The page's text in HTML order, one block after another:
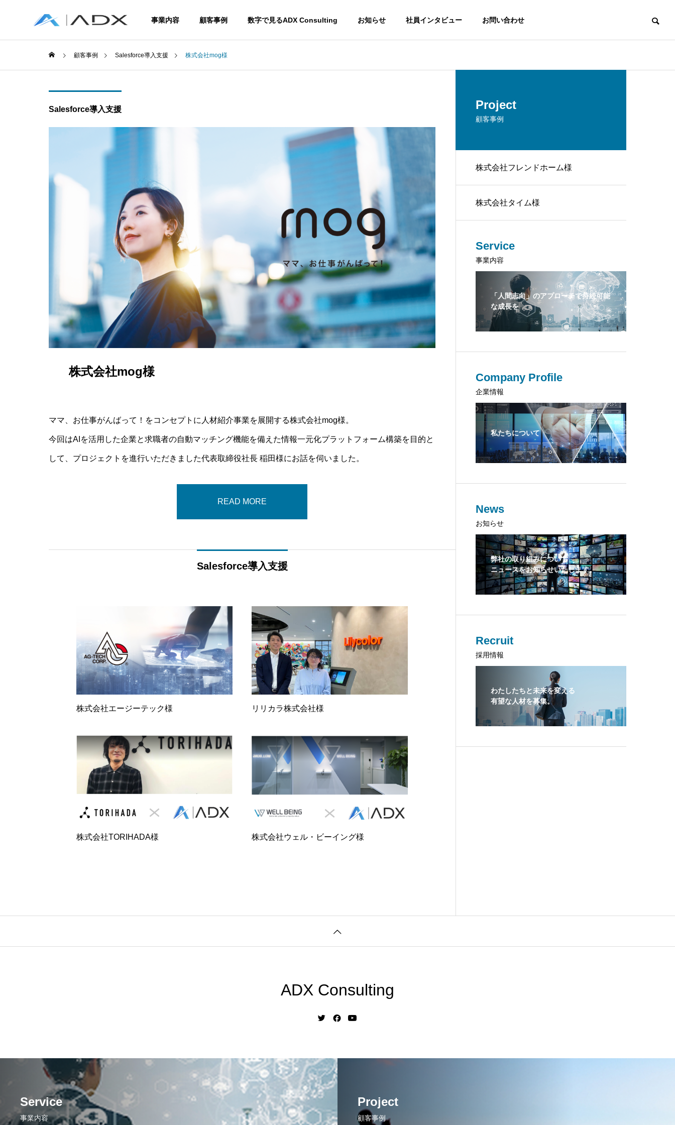
事業内容 顧客事例 数字で見るADX Consulting お知らせ 社員インタビュー お問い合わせ
Enterprise Resource
Planning
Performance
Management
Customer
Relationship
Management
ADX Product
顧客事例 Salesforce導入支援 株式会社mog様
Salesforce導入支援
株式会社mog様
ママ、お仕事がんばって！をコンセプトに人材紹介事業を展開する株式会社mog様。
今回はAIを活用した企業と求職者の自動マッチング機能を備えた情報一元化プラットフォーム構築を目的と
して、プロジェクトを進行いただきました代表取締役社長 稲田様にお話を伺いました。
READ MORE
Salesforce導入支援
株式会社エージーテック様 リリカラ株式会社様
株式会社TORIHADA様 株式会社ウェル・ビーイング様
Project
顧客事例
株式会社フレンドホーム様
株式会社タイム様
Service
事業内容
「人間志向」のアプローチで持続可能
な成長を
Company Profile
企業情報
私たちについて
News
お知らせ
弊社の取り組みについて
ニュースをお知らせいたします。
Recruit
採用情報
わたしたちと未来を変える
有望な人材を募集。
ADX Consulting
Service
事業内容
Project
顧客事例